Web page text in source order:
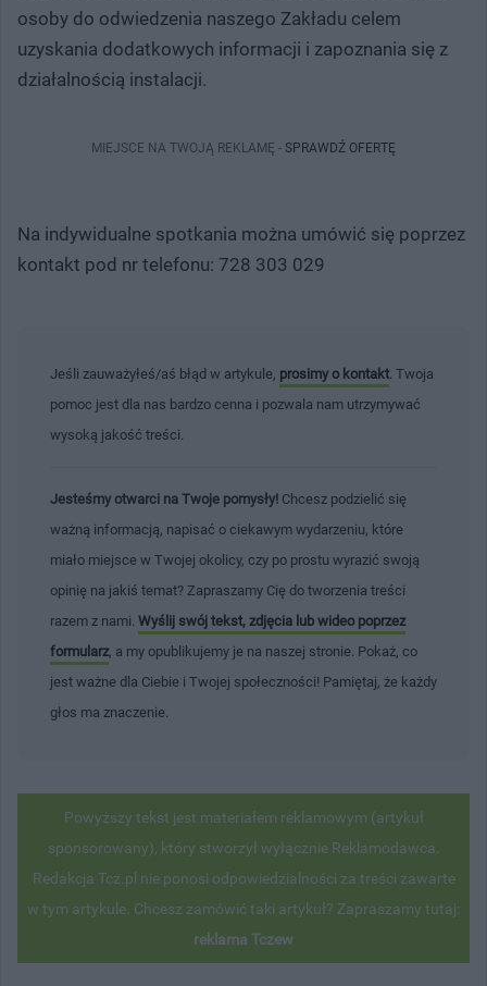
osoby do odwiedzenia naszego Zakładu celem
uzyskania dodatkowych informacji i zapoznania się z
działalnością instalacji.
MIEJSCE NA TWOJĄ REKLAMĘ - SPRAWDŹ OFERTĘ
Na indywidualne spotkania można umówić się poprzez
kontakt pod nr telefonu: 728 303 029
Jeśli zauważyłeś/aś błąd w artykule, prosimy o kontakt . Twoja
pomoc jest dla nas bardzo cenna i pozwala nam utrzymywać
wysoką jakość treści.
Jesteśmy otwarci na Twoje pomysły! Chcesz podzielić się
ważną informacją, napisać o ciekawym wydarzeniu, które
miało miejsce w Twojej okolicy, czy po prostu wyrazić swoją
opinię na jakiś temat? Zapraszamy Cię do tworzenia treści
razem z nami. Wyślij swój tekst, zdjęcia lub wideo poprzez
formularz , a my opublikujemy je na naszej stronie. Pokaż, co
jest ważne dla Ciebie i Twojej społeczności! Pamiętaj, że każdy
głos ma znaczenie.
Powyższy tekst jest materiałem reklamowym (artykuł
sponsorowany), który stworzył wyłącznie Reklamodawca.
Redakcja Tcz.pl nie ponosi odpowiedzialności za treści zawarte
w tym artykule. Chcesz zamówić taki artykuł? Zapraszamy tutaj:
reklama Tczew